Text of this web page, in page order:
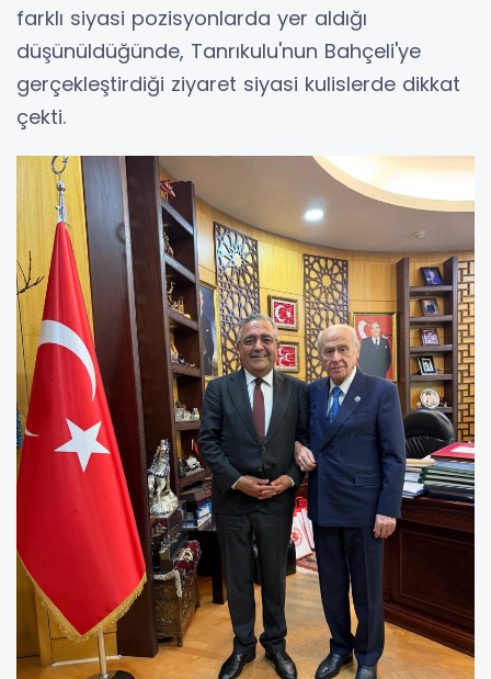
farklı siyasi pozisyonlarda yer aldığı
düşünüldüğünde, Tanrıkulu'nun Bahçeli'ye
gerçekleştirdiği ziyaret siyasi kulislerde dikkat
çekti.